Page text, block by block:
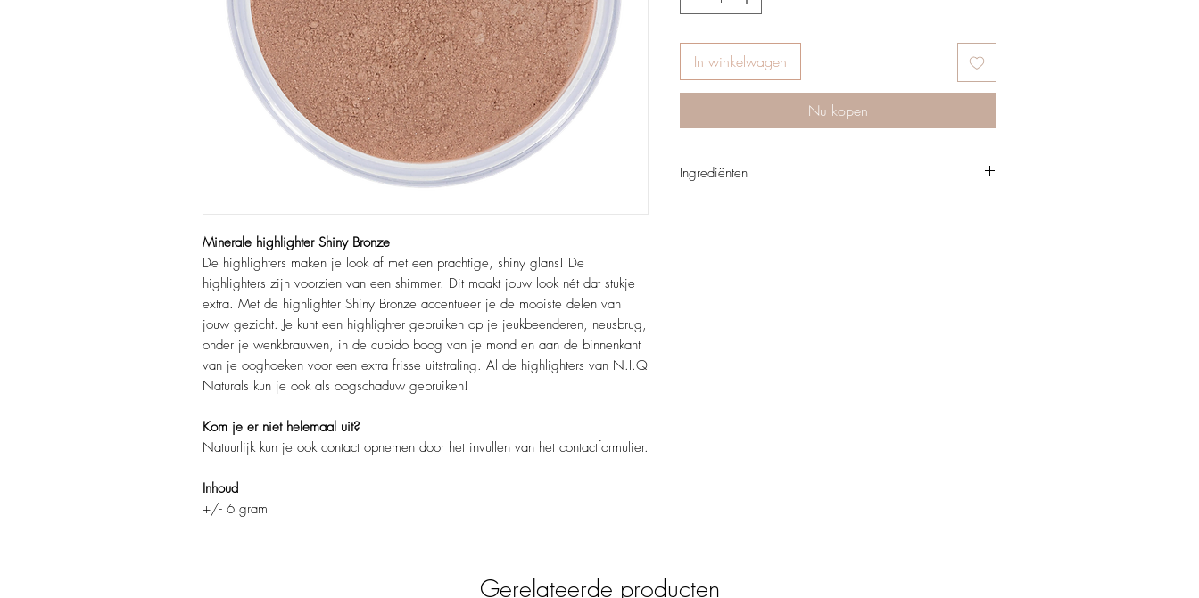
Minerale highlighter Shiny Bronze
De highlighters maken je look af met een prachtige, shiny glans! De
highlighters zijn voorzien van een shimmer. Dit maakt jouw look nét dat stukje
extra. Met de highlighter Shiny Bronze accentueer je de mooiste delen van
jouw gezicht. Je kunt een highlighter gebruiken op je jeukbeenderen, neusbrug,
onder je wenkbrauwen, in de cupido boog van je mond en aan de binnenkant
van je ooghoeken voor een extra frisse uitstraling. Al de highlighters van N.I.Q
Naturals kun je ook als oogschaduw gebruiken!
Kom je er niet helemaal uit?
Natuurlijk kun je ook contact opnemen door het invullen van het contactformulier.
Inhoud
+/- 6 gram
In winkelwagen
Nu kopen
Ingrediënten
Gerelateerde producten